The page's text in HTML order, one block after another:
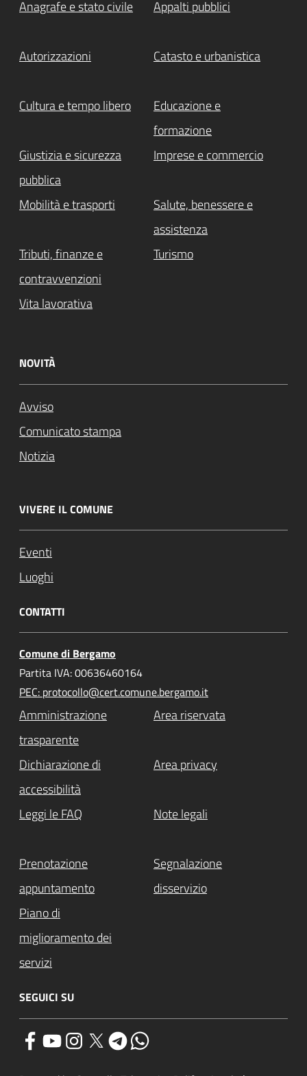
Anagrafe e stato civile Appalti pubblici
Autorizzazioni Catasto e urbanistica
Cultura e tempo libero
Educazione e
formazione
Giustizia e sicurezza
pubblica
Imprese e commercio
Mobilità e trasporti
Salute, benessere e
assistenza
Tributi, finanze e
contravvenzioni
Turismo
Vita lavorativa
NOVITÀ
Avviso
Comunicato stampa
Notizia
VIVERE IL COMUNE
Eventi
Luoghi
CONTATTI
Comune di Bergamo
Partita IVA: 00636460164
PEC: protocollo@cert.comune.bergamo.it
Amministrazione
trasparente
Area riservata
Dichiarazione di
accessibilità
Area privacy
Leggi le FAQ Note legali
Prenotazione
appuntamento
Segnalazione
disservizio
Piano di
miglioramento dei
servizi
SEGUICI SU